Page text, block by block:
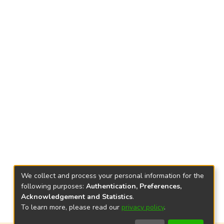
We collect and process your personal information for the
following purposes: Authentication, Preferences,
Acknowledgement and Statistics.
To learn more, please read our privacy policy.